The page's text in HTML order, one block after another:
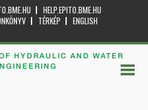
HELP.EPITO.BME.HU
TÉRKÉP
ENGLISH
HYDRAULIC AND WATER